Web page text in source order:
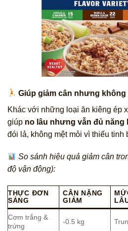
Giúp giảm cân nhưng
Khác với những loại ăn kiêng ép
giúp no lâu nhưng vẫn đủ năng
đói lả, không mệt mỏi vì thiếu tinh
So sánh hiệu quả giảm cân
độ vận động):
THỰC ĐƠN
SÁNG
CÂN NẶNG
GIẢM
Cơm trắng &
trứng
-0.5 kg